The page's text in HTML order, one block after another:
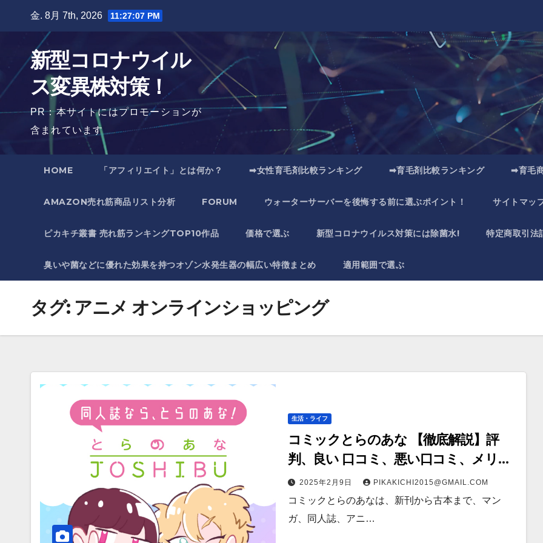
金. 8月 7th, 2026 11:27:08 PM
新型コロナウイル
ス変異株対策！
PR：本サイトにはプロモーションが
含まれています
HOME 「アフィリエイト」とは何か？ ➡女性育毛剤比較ランキング ➡育毛剤比較ランキング ➡育毛
AMAZON売れ筋商品リスト分析 FORUM ウォーターサーバーを後悔する前に選ぶポイント！ サイトマッ
ピカキチ叢書 売れ筋ランキングTOP10作品 価格で選ぶ 新型コロナウイルス対策には除菌水! 特定商取引法
臭いや菌などに優れた効果を持つオゾン水発生器の幅広い特徴まとめ 適用範囲で選ぶ
タグ: アニメ オンラインショッピング
生活・ライフ
コミックとらのあな 【徹底解説】評
判、良い 口コミ、悪い口コミ、メリッ
トとデメリット!!
2025年2月9日 PIKAKICHI2015@GMAIL.COM
コミックとらのあなは、新刊から古本まで、マン
ガ、同人誌、アニ…